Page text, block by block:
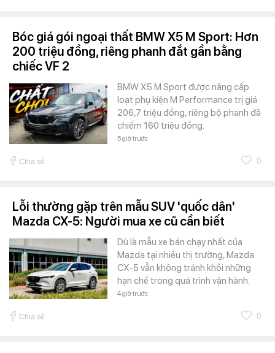
Bóc giá gói ngoại thất BMW X5 M Sport: Hơn
200 triệu đồng, riêng phanh đắt gần bằng
chiếc VF 2
BMW X5 M Sport được nâng cấp
loạt phụ kiện M Performance trị giá
206,7 triệu đồng, riêng bộ phanh đã
chiếm 160 triệu đồng.
5 giờ trước
Chia sẻ 0
Lỗi thường gặp trên mẫu SUV 'quốc dân'
Mazda CX-5: Người mua xe cũ cần biết
Dù là mẫu xe bán chạy nhất của
Mazda tại nhiều thị trường, Mazda
CX-5 vẫn không tránh khỏi những
hạn chế trong quá trình vận hành.
4 giờ trước
Chia sẻ 0